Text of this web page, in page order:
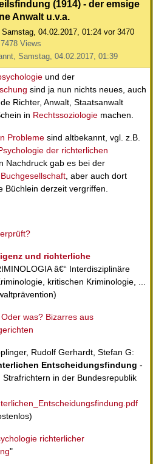
(1914) - der emsige
Anwalt u.v.a.
Samstag, 04.02.2017, 01:24 vor 3470
7478 Views
Samstag, 04.02.2017, 01:39
und der
sind ja nun nichts neues, auch
Richter, Anwalt, Staatsanwalt
in Rechtssoziologie machen.
Probleme sind altbekannt, vgl. z.B.
der richterlichen
Nachdruck gab es bei der
, aber auch dort
Büchlein derzeit vergriffen.
und richterliche
â€“ Interdisziplinäre
kritischen Kriminologie, ...
was? Bizarres aus
Rudolf Gerhardt, Stefan G:
Entscheidungsfindung -
Strafrichtern in der Bundesrepublik
richterlicher
"